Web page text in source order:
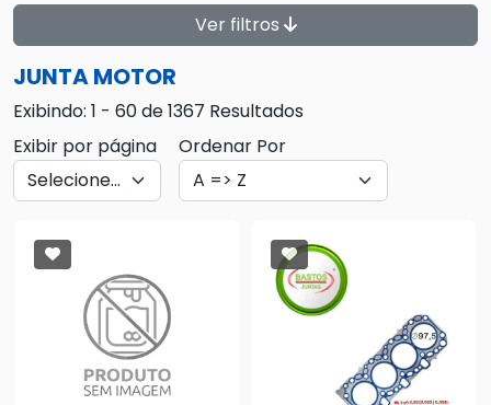
Ver filtros
JUNTA MOTOR
Exibindo: 1 - 60 de 1367 Resultados
Exibir por página
Ordenar Por